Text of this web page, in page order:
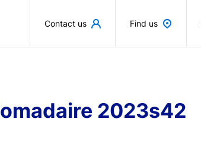
Contact us Find us
2023s42